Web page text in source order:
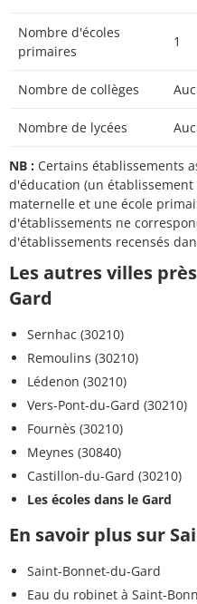
Nombre d'écoles
primaires
1
Nombre de collèges
Nombre de lycées
NB : Certains établissements
d'éducation (un
maternelle et une école
d'établissements ne
d'établissements recensés
Les autres villes
Gard
Sernhac (30210)
Remoulins (30210)
Lédenon (30210)
Vers-Pont-du-Gard (30210)
Fournès (30210)
Meynes (30840)
Castillon-du-Gard (30210)
Les écoles dans le Gard
En savoir plus sur
Saint-Bonnet-du-Gard
Eau du robinet à Saint-